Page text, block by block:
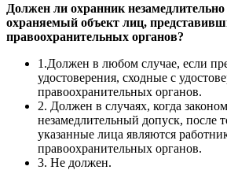
Должен ли охранник незамедлительно
охраняемый объект лиц,
правоохранительных органов?
1.Должен в любом случае, если
удостоверения, сходные с
правоохранительных органов.
2. Должен в случаях, когда
незамедлительный допуск, после
указанные лица являются
правоохранительных органов.
3. Не должен.